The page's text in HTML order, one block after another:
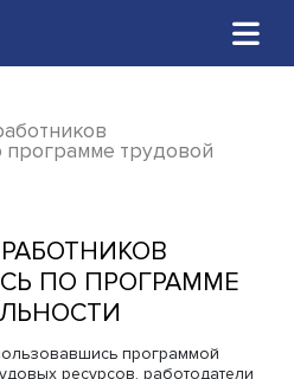
работников
программе трудовой
РАБОТНИКОВ
ПО